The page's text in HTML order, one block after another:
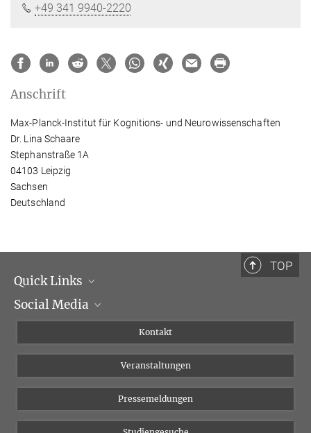
+49 341 9940-2220
Anschrift
Max-Planck-Institut für Kognitions- und Neurowissenschaften
Dr. Lina Schaare
Stephanstraße 1A
04103 Leipzig
Sachsen
Deutschland
TOP
Quick Links
Institutsleitung
Social Media
YouTube
Kontakt
Veranstaltungen
Pressemeldungen